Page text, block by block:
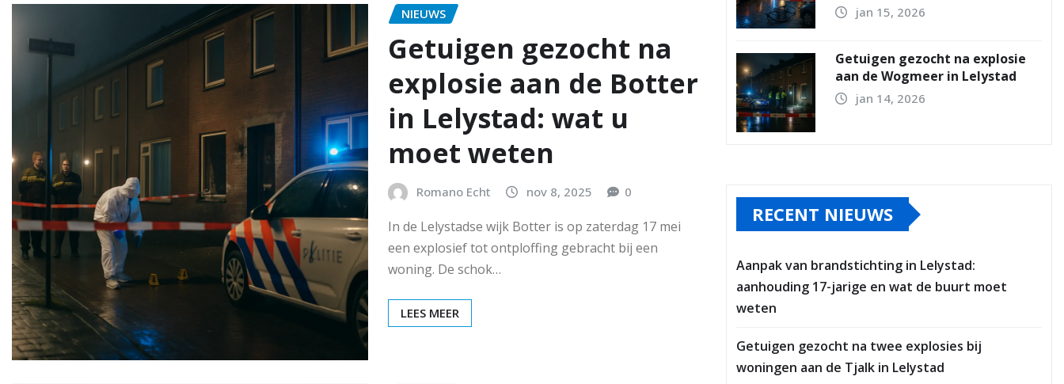
NIEUWS
Getuigen gezocht na
explosie aan de Botter
in Lelystad: wat u
moet weten
Romano Echt nov 8, 2025 0
In de Lelystadse wijk Botter is op zaterdag 17 mei
een explosief tot ontploffing gebracht bij een
woning. De schok…
LEES MEER
jan 15, 2026
Getuigen gezocht na explosie
aan de Wogmeer in Lelystad
jan 14, 2026
RECENT NIEUWS
Aanpak van brandstichting in Lelystad:
aanhouding 17-jarige en wat de buurt moet
weten
Getuigen gezocht na twee explosies bij
woningen aan de Tjalk in Lelystad